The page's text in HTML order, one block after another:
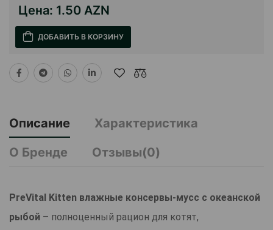
Цена: 1.50 AZN
ДОБАВИТЬ В КОРЗИНУ
Описание
Характеристика
О Бренде
Отзывы(0)
PreVital Kitten влажные консервы-мусс с океанской
рыбой – полноценный рацион для котят,